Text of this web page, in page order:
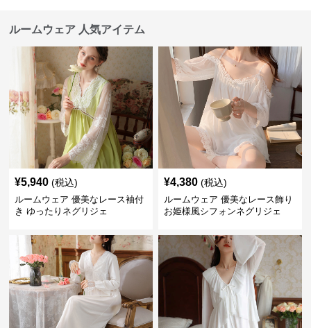
ルームウェア 人気アイテム
¥5,940 (税込)
ルームウェア 優美なレース袖付
き ゆったりネグリジェ
¥4,380 (税込)
ルームウェア 優美なレース飾り
お姫様風シフォンネグリジェ